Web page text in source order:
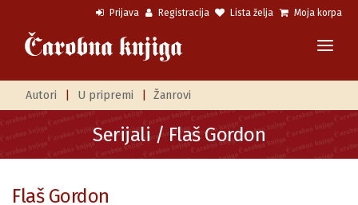
Prijava Registracija Lista želja Moja korpa
Autori U pripremi Žanrovi
Serijali / Flaš Gordon
Flaš Gordon